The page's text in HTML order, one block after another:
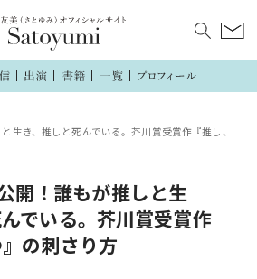
生き、推しと死んでいる。芥川賞受賞作『推し、
開！誰もが推しと生
でいる。芥川賞受賞作
』の刺さり方